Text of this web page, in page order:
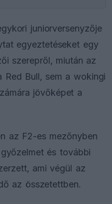
juniorversenyzője
egyeztetéseket egy
szerepről, miután az
Red Bull, sem a wokingi
jövőképet a
az F2-es mezőnyben
és további
ami végül az
az összetettben.